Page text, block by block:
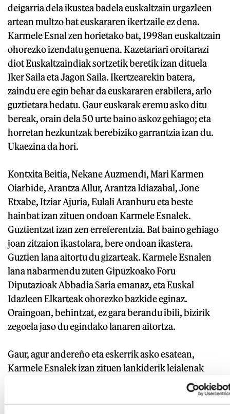
deigarria dela ikustea badela euskaltzain urgazleen
artean multzo bat euskararen ikertzaile ez dena.
Karmele Esnal zen horietako bat, 1998an euskaltzain
ohorezko izendatu genuena. Kazetariari oroitarazi
diot Euskaltzaindiak sortzetik beretik izan dituela
Iker Saila eta Jagon Saila. Ikertzearekin batera,
zaindu ere egin behar da euskararen erabilera, arlo
guztietara hedatu. Gaur euskarak eremu asko ditu
bereak, orain dela 50 urte baino askoz gehiago; eta
horretan hezkuntzak berebiziko garrantzia izan du.
Ukaezina da hori.
Kontxita Beitia, Nekane Auzmendi, Mari Karmen
Oiarbide, Arantza Allur, Arantza Idiazabal, Jone
Etxabe, Itziar Ajuria, Eulali Aranburu eta beste
hainbat izan zituen ondoan Karmele Esnalek.
Guztientzat izan zen erreferentzia. Bat baino gehiago
joan zitzaion ikastolara, bere ondoan ikastera.
Guztien lana aitortu du gizarteak. Karmele Esnalen
lana nabarmendu zuten Gipuzkoako Foru
Diputazioak Abbadia Saria emanaz, eta Euskal
Idazleen Elkarteak ohorezko bazkide eginaz.
Oraingoan, behintzat, ez gara berandu ibili, bizirik
zegoela jaso du egindako lanaren aitortza.
Gaur, agur andereño eta eskerrik asko esatean,
Karmele Esnalek izan zituen lankiderik leialenak
izan nahi ditut gogoan: gurasoak. Behin baino
gehiagotan entzun genion gurasoak zirela benetako